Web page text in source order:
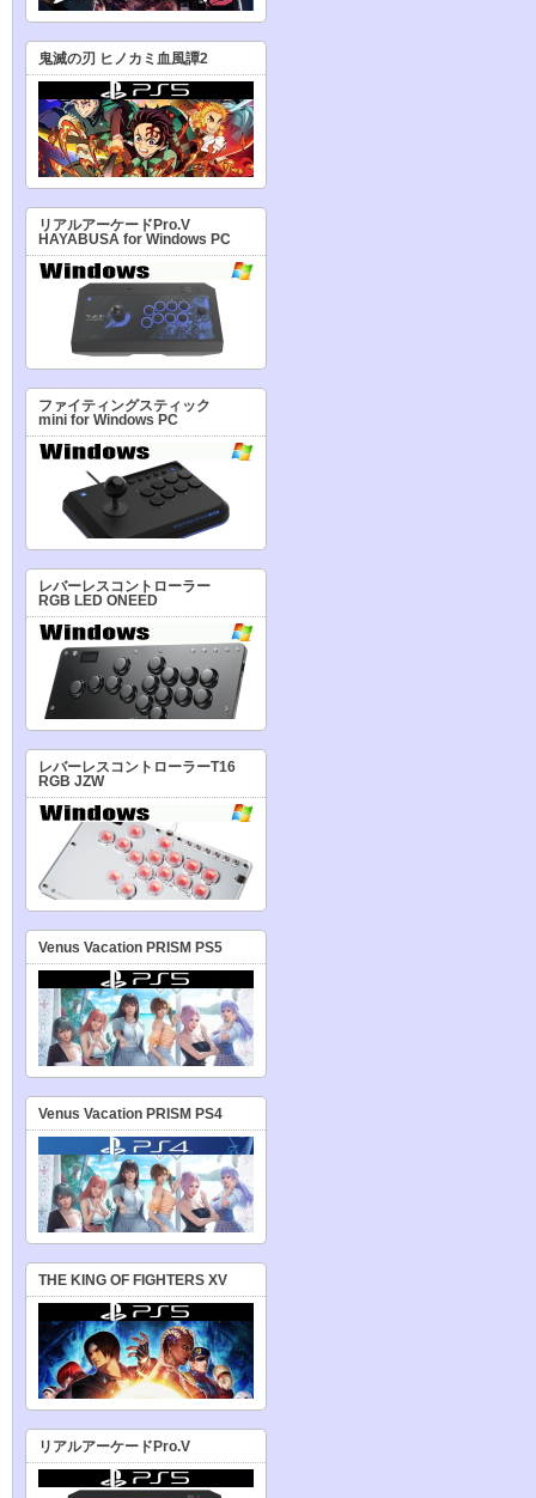
鬼滅の刃 ヒノカミ血風譚2
リアルアーケードPro.V
HAYABUSA for Windows PC
ファイティングスティック
mini for Windows PC
レバーレスコントローラー
RGB LED ONEED
レバーレスコントローラーT16
RGB JZW
Venus Vacation PRISM PS5
Venus Vacation PRISM PS4
THE KING OF FIGHTERS XV
リアルアーケードPro.V